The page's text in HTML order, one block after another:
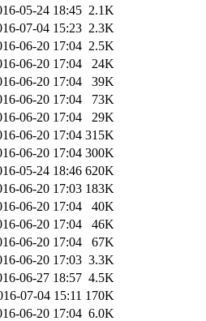
05-24 18:45 2.1K
07-04 15:23 2.3K
06-20 17:04 2.5K
06-20 17:04
24K
06-20 17:04
39K
06-20 17:04
73K
06-20 17:04
29K
06-20 17:04 315K
06-20 17:04 300K
05-24 18:46 620K
06-20 17:03 183K
06-20 17:04
40K
06-20 17:04
46K
06-20 17:04
67K
06-20 17:03 3.3K
06-27 18:57 4.5K
07-04 15:11 170K
06-20 17:04 6.0K